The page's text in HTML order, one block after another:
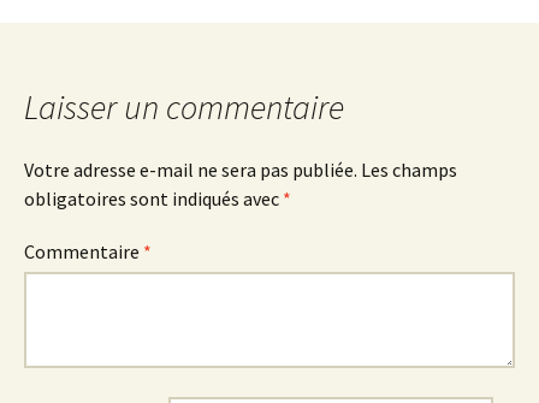
Laisser un commentaire
Votre adresse e-mail ne sera pas publiée. Les champs
obligatoires sont indiqués avec *
Commentaire *